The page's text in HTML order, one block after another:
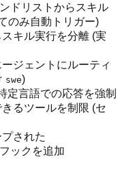
ドリストからスキル
のみ自動トリガー)
キル実行を分離 (実
ジェントにルーティ
swe)
定言語での応答を強制
るツールを制限 (セ
された
ックを追加